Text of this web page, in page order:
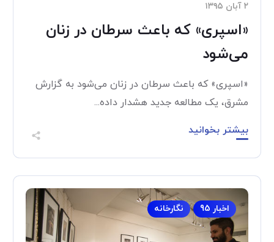
۲ آبان ۱۳۹۵
«اسپری» که باعث سرطان در زنان
می‌شود
«اسپری» که باعث سرطان در زنان می‌شود به گزارش
مشرق، یک مطالعه جدید هشدار داده...
بیشتر بخوانید
اخبار 95 نگارخانه